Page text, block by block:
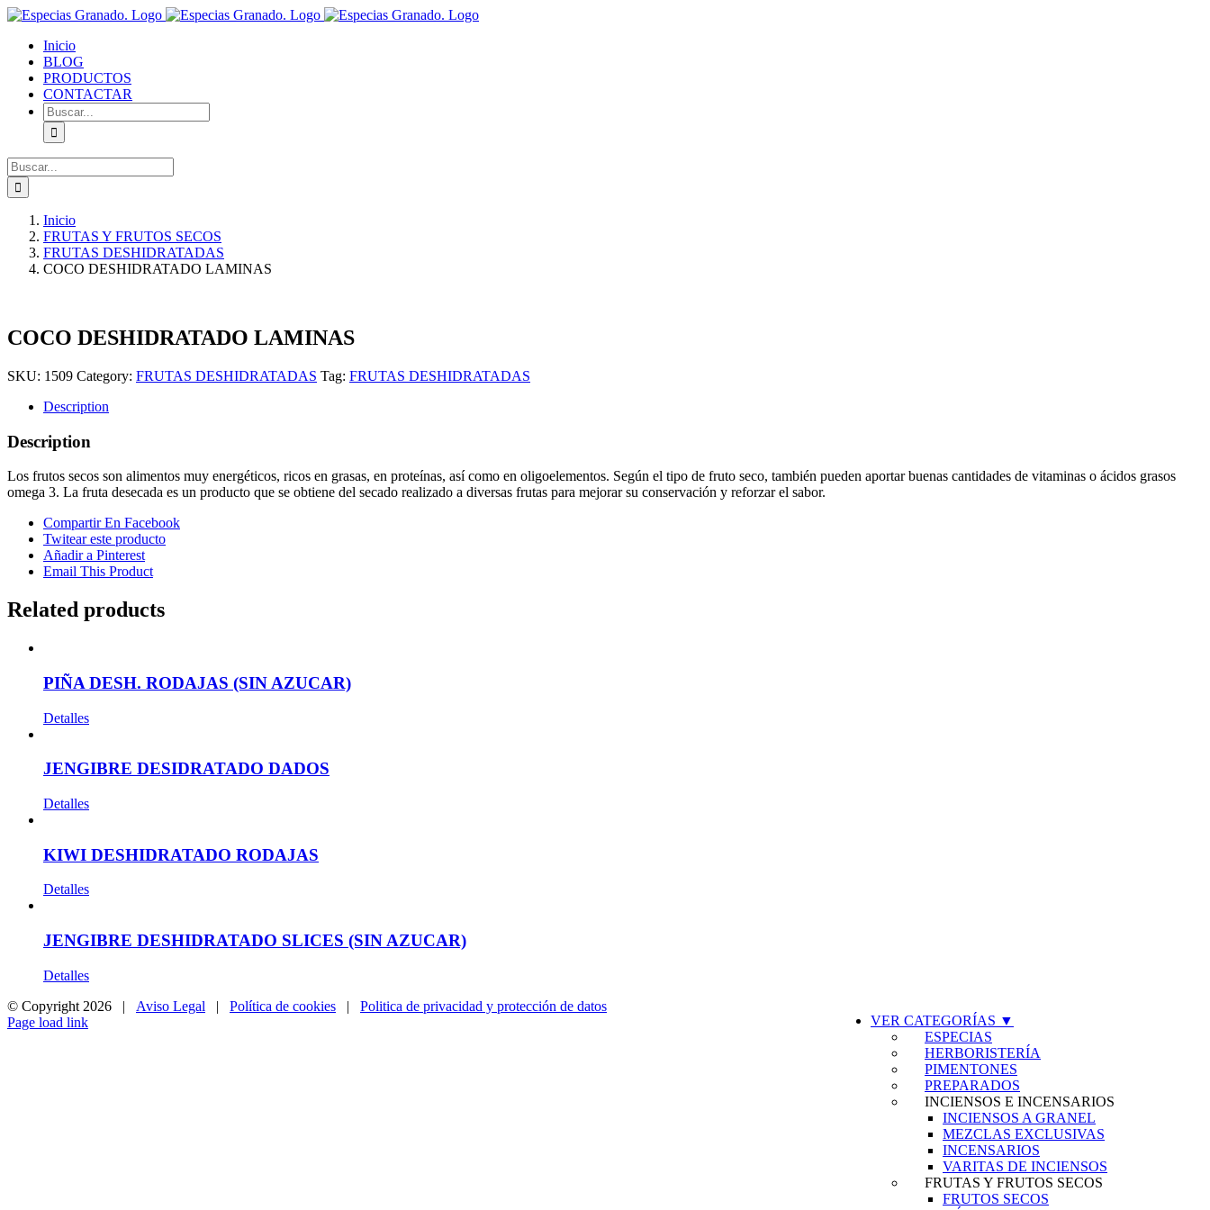
Saltar
contenido
Inicio
BLOG
PRODUCTOS
CONTACTAR
Buscar:
Buscar:
Inicio
FRUTAS Y FRUTOS SECOS
FRUTAS DESHIDRATADAS
COCO DESHIDRATADO LAMINAS
COCO DESHIDRATADO LAMINAS
SKU: 1509 Category: FRUTAS DESHIDRATADAS Tag: FRUTAS DESHIDRATADAS
Description
Description
Los frutos secos son alimentos muy energéticos, ricos en grasas, en proteínas, así como en oligoelementos. Según el tipo de fruto seco, también pueden aportar buenas cantidades de vitaminas o ácidos grasos
omega 3. La fruta desecada es un producto que se obtiene del secado realizado a diversas frutas para mejorar su conservación y reforzar el sabor.
Compartir En Facebook
Twitear este producto
Añadir a Pinterest
Email This Product
Related products
PIÑA DESH. RODAJAS (SIN AZUCAR)
Detalles
JENGIBRE DESIDRATADO DADOS
Detalles
KIWI DESHIDRATADO RODAJAS
Detalles
JENGIBRE DESHIDRATADO SLICES (SIN AZUCAR)
Detalles
VER CATEGORÍAS ▼
ESPECIAS
HERBORISTERÍA
PIMENTONES
PREPARADOS
INCIENSOS E INCENSARIOS
INCIENSOS A GRANEL
MEZCLAS EXCLUSIVAS
INCENSARIOS
VARITAS DE INCIENSOS
FRUTAS Y FRUTOS SECOS
FRUTOS SECOS
© Copyright 2026 | Aviso Legal | Política de cookies | Politica de privacidad y protección de datos
Page load link